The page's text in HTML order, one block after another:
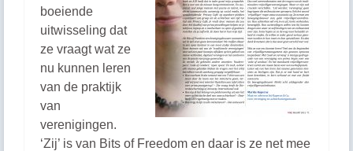
boeiende
uitwisseling dat
ze vraagt wat ze
nu kunnen leren
van de praktijk
van
verenigingen.
‘Zij’ is van Bits of Freedom en daar is ze net mee